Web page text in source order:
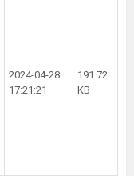
2024-04-28
17:21:21
191.72
KB